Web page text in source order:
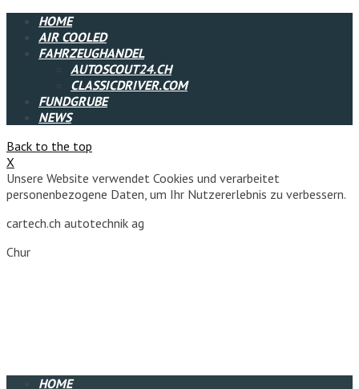
HOME
AIR COOLED
FAHRZEUGHANDEL
AUTOSCOUT24.CH
CLASSICDRIVER.COM
FUNDGRUBE
NEWS
Back to the top
X
Unsere Website verwendet Cookies und verarbeitet
personenbezogene Daten, um Ihr Nutzererlebnis zu verbessern.
cartech.ch autotechnik ag
Chur
HOME